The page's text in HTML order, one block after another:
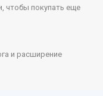
чтобы покупать еще
и расширение